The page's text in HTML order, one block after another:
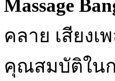
Massage
คลาย เสียงเ
คุณสมบัติใน